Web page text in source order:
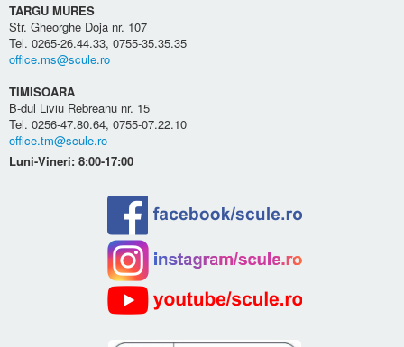
TARGU MURES
Str. Gheorghe Doja nr. 107
Tel. 0265-26.44.33, 0755-35.35.35
office.ms@scule.ro
TIMISOARA
B-dul Liviu Rebreanu nr. 15
Tel. 0256-47.80.64, 0755-07.22.10
office.tm@scule.ro
Luni-Vineri: 8:00-17:00